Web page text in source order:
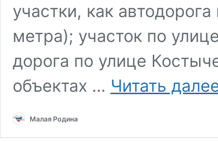
участки, как
метра); участок по
дорога по улице
объектах … Читать
Малая Родина